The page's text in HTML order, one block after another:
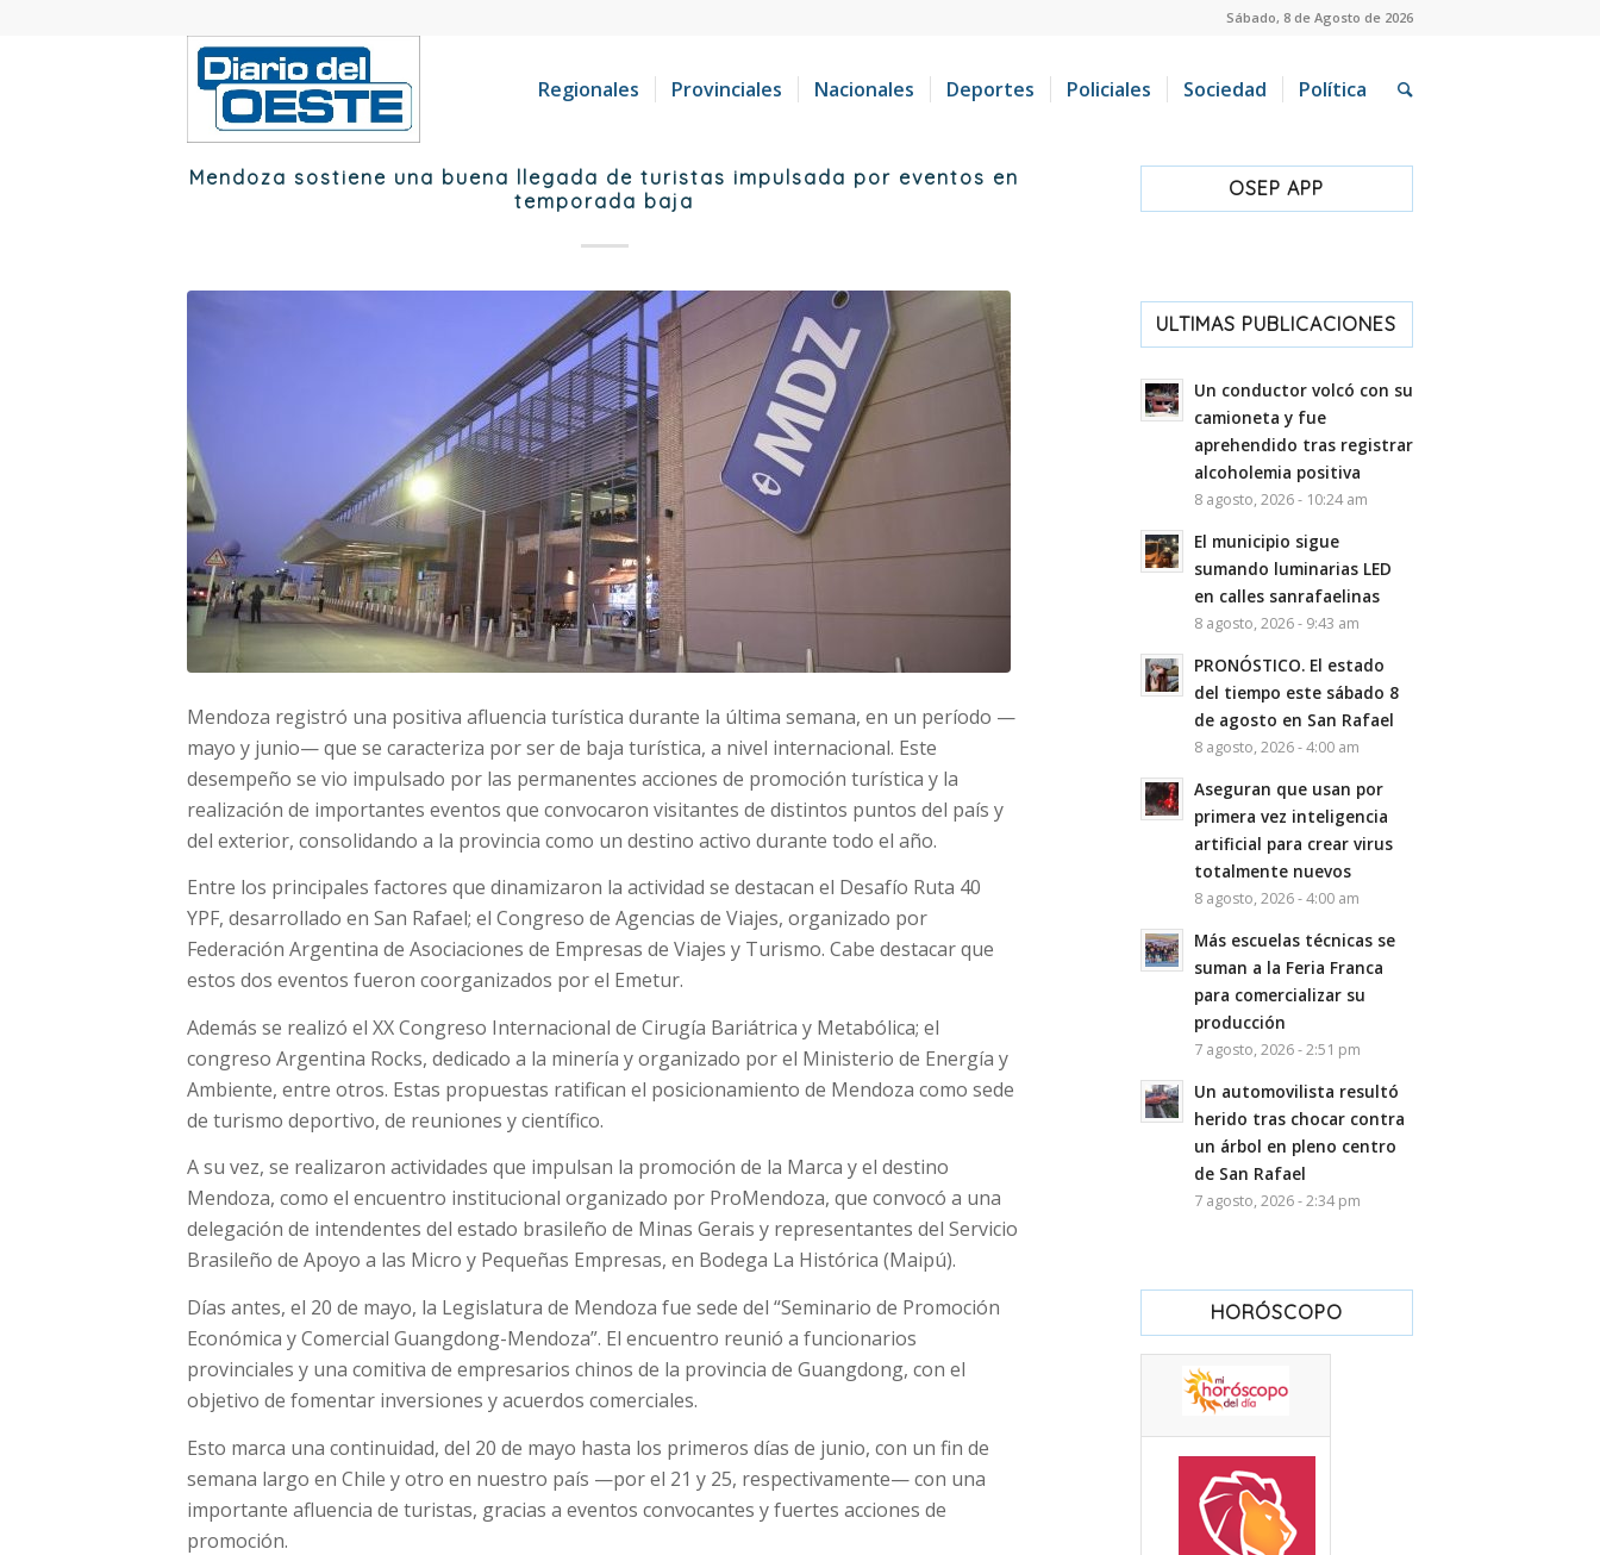
Sábado, 8 de Agosto de 2026
Regionales Provinciales Nacionales Deportes Policiales Sociedad Política
Mendoza sostiene una buena llegada de turistas impulsada por eventos en
temporada baja
Mendoza registró una positiva afluencia turística durante la última semana, en un período —
mayo y junio— que se caracteriza por ser de baja turística, a nivel internacional. Este
desempeño se vio impulsado por las permanentes acciones de promoción turística y la
realización de importantes eventos que convocaron visitantes de distintos puntos del país y
del exterior, consolidando a la provincia como un destino activo durante todo el año.
Entre los principales factores que dinamizaron la actividad se destacan el Desafío Ruta 40
YPF, desarrollado en San Rafael; el Congreso de Agencias de Viajes, organizado por
Federación Argentina de Asociaciones de Empresas de Viajes y Turismo. Cabe destacar que
estos dos eventos fueron coorganizados por el Emetur.
Además se realizó el XX Congreso Internacional de Cirugía Bariátrica y Metabólica; el
congreso Argentina Rocks, dedicado a la minería y organizado por el Ministerio de Energía y
Ambiente, entre otros. Estas propuestas ratifican el posicionamiento de Mendoza como sede
de turismo deportivo, de reuniones y científico.
A su vez, se realizaron actividades que impulsan la promoción de la Marca y el destino
Mendoza, como el encuentro institucional organizado por ProMendoza, que convocó a una
delegación de intendentes del estado brasileño de Minas Gerais y representantes del Servicio
Brasileño de Apoyo a las Micro y Pequeñas Empresas, en Bodega La Histórica (Maipú).
Días antes, el 20 de mayo, la Legislatura de Mendoza fue sede del “Seminario de Promoción
Económica y Comercial Guangdong-Mendoza”. El encuentro reunió a funcionarios
provinciales y una comitiva de empresarios chinos de la provincia de Guangdong, con el
objetivo de fomentar inversiones y acuerdos comerciales.
Esto marca una continuidad, del 20 de mayo hasta los primeros días de junio, con un fin de
semana largo en Chile y otro en nuestro país —por el 21 y 25, respectivamente— con una
importante afluencia de turistas, gracias a eventos convocantes y fuertes acciones de
promoción.
OSEP APP
ULTIMAS PUBLICACIONES
Un conductor volcó con su
camioneta y fue
aprehendido tras registrar
alcoholemia positiva
8 agosto, 2026 - 10:24 am
El municipio sigue
sumando luminarias LED
en calles sanrafaelinas
8 agosto, 2026 - 9:43 am
PRONÓSTICO. El estado
del tiempo este sábado 8
de agosto en San Rafael
8 agosto, 2026 - 4:00 am
Aseguran que usan por
primera vez inteligencia
artificial para crear virus
totalmente nuevos
8 agosto, 2026 - 4:00 am
Más escuelas técnicas se
suman a la Feria Franca
para comercializar su
producción
7 agosto, 2026 - 2:51 pm
Un automovilista resultó
herido tras chocar contra
un árbol en pleno centro
de San Rafael
7 agosto, 2026 - 2:34 pm
HORÓSCOPO